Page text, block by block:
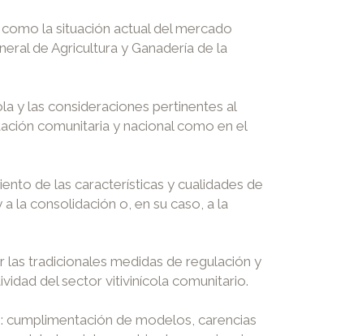
la situación actual del mercado
de Agricultura y Ganadería de la
y las consideraciones pertinentes al
comunitaria y nacional como en el
de las características y cualidades de
la consolidación o, en su caso, a la
las tradicionales medidas de regulación y
del sector vitivinícola comunitario.
cumplimentación de modelos, carencias